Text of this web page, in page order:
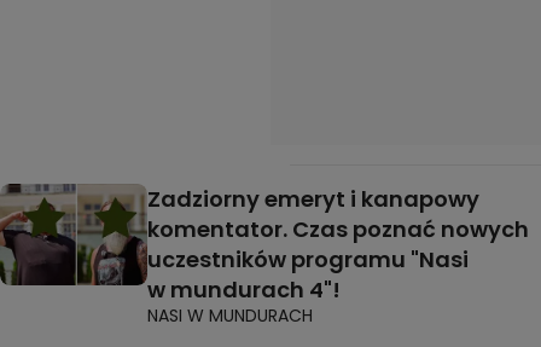
Zadziorny emeryt i kanapowy
komentator. Czas poznać nowych
uczestników programu "Nasi
w mundurach 4"!
NASI W MUNDURACH